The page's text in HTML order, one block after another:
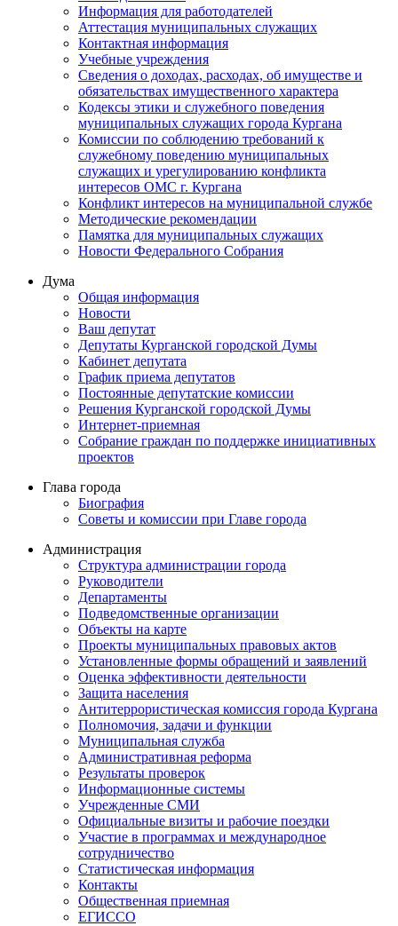
Информация для работодателей
Аттестация муниципальных служащих
Контактная информация
Учебные учреждения
Сведения о доходах, расходах, об имуществе и
обязательствах имущественного характера
Кодексы этики и служебного поведения
муниципальных служащих города Кургана
Комиссии по соблюдению требований к
служебному поведению муниципальных
служащих и урегулированию конфликта
интересов ОМС г. Кургана
Конфликт интересов на муниципальной службе
Методические рекомендации
Памятка для муниципальных служащих
Новости Федерального Cобрания
Дума
Общая информация
Новости
Ваш депутат
Депутаты Курганской городской Думы
Кабинет депутата
График приема депутатов
Постоянные депутатские комиссии
Решения Курганской городской Думы
Интернет-приемная
Собрание граждан по поддержке инициативных
проектов
Глава города
Биография
Советы и комиссии при Главе города
Администрация
Структура администрации города
Руководители
Департаменты
Подведомственные организации
Объекты на карте
Проекты муниципальных правовых актов
Установленные формы обращений и заявлений
Оценка эффективности деятельности
Защита населения
Антитеррористическая комиссия города Кургана
Полномочия, задачи и функции
Муниципальная служба
Административная реформа
Результаты проверок
Информационные системы
Учрежденные СМИ
Официальные визиты и рабочие поездки
Участие в программах и международное
сотрудничество
Статистическая информация
Контакты
Общественная приемная
ЕГИССО